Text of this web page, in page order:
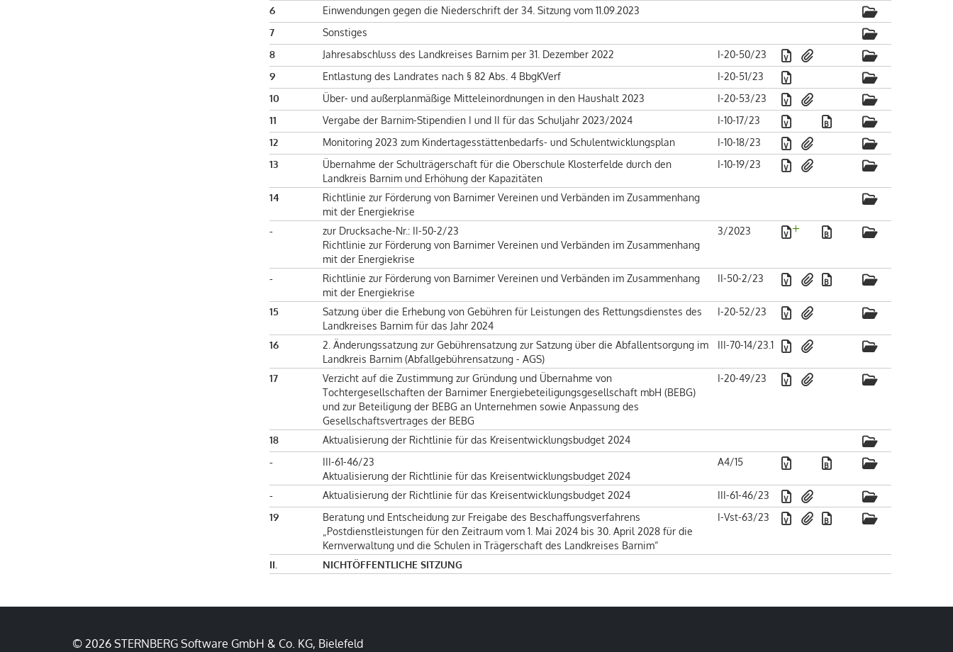
6
Einwendungen gegen die Niederschrift der 34. Sitzung vom 11.09.2023
7
Sonstiges
8
Jahresabschluss des Landkreises Barnim per 31. Dezember 2022
I-20-50/23
9
Entlastung des Landrates nach § 82 Abs. 4 BbgKVerf
I-20-51/23
10
Über- und außerplanmäßige Mitteleinordnungen in den Haushalt 2023
I-20-53/23
11
Vergabe der Barnim-Stipendien I und II für das Schuljahr 2023/2024
I-10-17/23
12
Monitoring 2023 zum Kindertagesstättenbedarfs- und Schulentwicklungsplan
I-10-18/23
13
Übernahme der Schulträgerschaft für die Oberschule Klosterfelde durch den
Landkreis Barnim und Erhöhung der Kapazitäten
I-10-19/23
14
Richtlinie zur Förderung von Barnimer Vereinen und Verbänden im Zusammenhang
mit der Energiekrise
-
zur Drucksache-Nr.: II-50-2/23
Richtlinie zur Förderung von Barnimer Vereinen und Verbänden im Zusammenhang
mit der Energiekrise
3/2023
-
Richtlinie zur Förderung von Barnimer Vereinen und Verbänden im Zusammenhang
mit der Energiekrise
II-50-2/23
15
Satzung über die Erhebung von Gebühren für Leistungen des Rettungsdienstes des
Landkreises Barnim für das Jahr 2024
I-20-52/23
16
2. Änderungssatzung zur Gebührensatzung zur Satzung über die Abfallentsorgung im
Landkreis Barnim (Abfallgebührensatzung - AGS)
III-70-14/23.1
17
Verzicht auf die Zustimmung zur Gründung und Übernahme von
Tochtergesellschaften der Barnimer Energiebeteiligungsgesellschaft mbH (BEBG)
und zur Beteiligung der BEBG an Unternehmen sowie Anpassung des
Gesellschaftsvertrages der BEBG
I-20-49/23
18
Aktualisierung der Richtlinie für das Kreisentwicklungsbudget 2024
-
III-61-46/23
Aktualisierung der Richtlinie für das Kreisentwicklungsbudget 2024
A4/15
- Aktualisierung der Richtlinie für das Kreisentwicklungsbudget 2024
III-61-46/23
19
Beratung und Entscheidung zur Freigabe des Beschaffungsverfahrens
„Postdienstleistungen für den Zeitraum vom 1. Mai 2024 bis 30. April 2028 für die
Kernverwaltung und die Schulen in Trägerschaft des Landkreises Barnim“
I-Vst-63/23
II. NICHTÖFFENTLICHE SITZUNG
© 2026 STERNBERG Software GmbH & Co. KG, Bielefeld